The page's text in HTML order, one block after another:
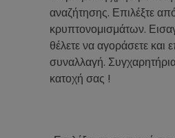
αναζήτησης. Επιλέξτε
κρυπτονομισμάτων.
θέλετε να αγοράσετε και
συναλλαγή.
κατοχή σας !